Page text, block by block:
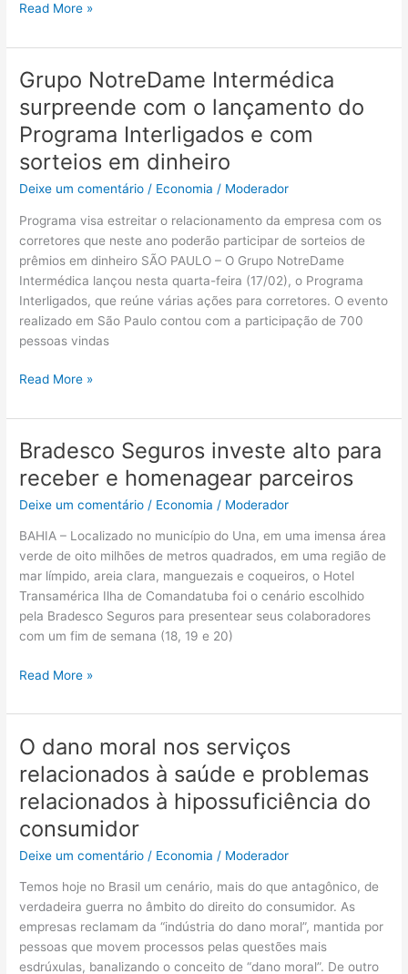
em
Resort
Read More »
Grupo NotreDame Intermédica
surpreende com o lançamento do
Programa Interligados e com
sorteios em dinheiro
Deixe um comentário / Economia / Moderador
Programa visa estreitar o relacionamento da empresa com os
corretores que neste ano poderão participar de sorteios de
prêmios em dinheiro SÃO PAULO – O Grupo NotreDame
Intermédica lançou nesta quarta-feira (17/02), o Programa
Interligados, que reúne várias ações para corretores. O evento
realizado em São Paulo contou com a participação de 700
pessoas vindas
Grupo
NotreDame
Intermédica
surpreende
com
lançamento
do
Programa
Interligados
e
com
sorteios
em
Read More »
Bradesco Seguros investe alto para
receber e homenagear parceiros
Deixe um comentário / Economia / Moderador
BAHIA – Localizado no município do Una, em uma imensa área
verde de oito milhões de metros quadrados, em uma região de
mar límpido, areia clara, manguezais e coqueiros, o Hotel
Transamérica Ilha de Comandatuba foi o cenário escolhido
pela Bradesco Seguros para presentear seus colaboradores
com um fim de semana (18, 19 e 20)
Bradesco
Seguros
investe
alto
homenagear
Read More »
O dano moral nos serviços
relacionados à saúde e problemas
relacionados à hipossuficiência do
consumidor
Deixe um comentário / Economia / Moderador
Temos hoje no Brasil um cenário, mais do que antagônico, de
verdadeira guerra no âmbito do direito do consumidor. As
empresas reclamam da “indústria do dano moral”, mantida por
pessoas que movem processos pelas questões mais
esdrúxulas, banalizando o conceito de “dano moral”. De outro
O
dano
moral
nos
serviços
à
saúde
e
problemas
relacionados
à